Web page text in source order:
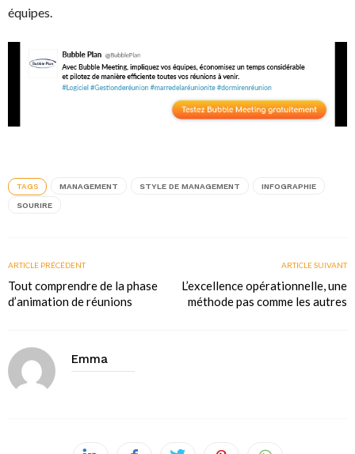
équipes.
TAGS MANAGEMENT STYLE DE MANAGEMENT INFOGRAPHIE
SOURIRE
ARTICLE PRÉCÉDENT
Tout comprendre de la phase
d’animation de réunions
ARTICLE SUIVANT
L’excellence opérationnelle, une
méthode pas comme les autres
Emma